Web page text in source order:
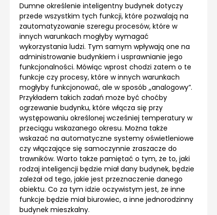
Dumne określenie inteligentny budynek dotyczy
przede wszystkim tych funkcji, które pozwalają na
zautomatyzowanie szeregu procesów, które w
innych warunkach mogłyby wymagać
wykorzystania ludzi. Tym samym wpływają one na
administrowanie budynkiem i usprawnianie jego
funkcjonalności. Mówiąc wprost chodzi zatem o te
funkcje czy procesy, które w innych warunkach
mogłyby funkcjonować, ale w sposób „analogowy”.
Przykładem takich zadań może być choćby
ogrzewanie budynku, które włącza się przy
występowaniu określonej wcześniej temperatury w
przeciągu wskazanego okresu. Można także
wskazać na automatyczne systemy oświetleniowe
czy włączające się samoczynnie zraszacze do
trawników. Warto także pamiętać o tym, że to, jaki
rodzaj inteligencji będzie miał dany budynek, będzie
zależał od tego, jakie jest przeznaczenie danego
obiektu. Co za tym idzie oczywistym jest, że inne
funkcje będzie miał biurowiec, a inne jednorodzinny
budynek mieszkalny.